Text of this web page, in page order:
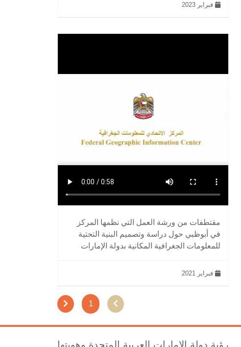
فبراير 2023
مقتطفات من ورشة العمل التي نظمها المركز
في أبوظبي حول دراسة وتصميم البنية التحتية
للمعلومات الجغرافية المكانية بدولة الإمارات
فبراير 2021
1
رؤية دولة الإمارات العربية المتحدة وهويتها